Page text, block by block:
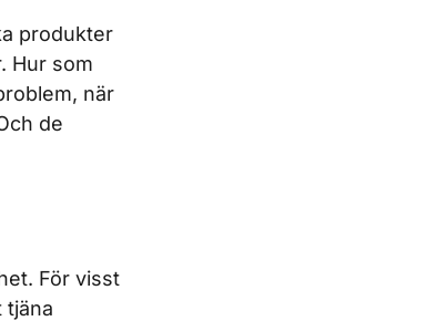
produkter
Hur som
när
de
För visst
tjäna